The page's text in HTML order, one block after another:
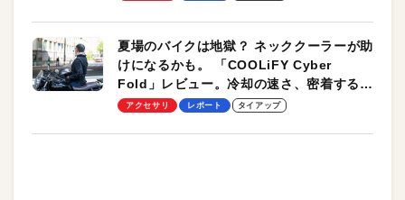
夏場のバイクは地獄？ ネッククーラーが助
けになるかも。 「COOLiFY Cyber
Fold」レビュー。冷却の速さ、密着する冷
却プレート、シンプルな操作性がグッド！
アクセサリ レポート タイアップ